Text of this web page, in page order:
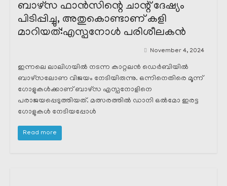
ബാഴ്സ ഫാൻസിന്റെ ചാന്റ് ദേഷ്യം
പിടിപ്പിച്ചു, അതുകൊണ്ടാണ് കളി
മാറിയത്:എസ്പനോൾ പരിശീലകൻ
November 4, 2024
ഇന്നലെ ലാലിഗയിൽ നടന്ന കാറ്റലൻ ഡെർബിയിൽ
ബാഴ്സലോണ വിജയം നേടിയിരുന്നു. ഒന്നിനെതിരെ മൂന്ന്
ഗോളുകൾക്കാണ് ബാഴ്സ എസ്പനോളിനെ
പരാജയപ്പെടുത്തിയത്. മത്സരത്തിൽ ഡാനി ഒൽമോ ഇരട്ട
ഗോളുകൾ നേടിയപ്പോൾ
Read more